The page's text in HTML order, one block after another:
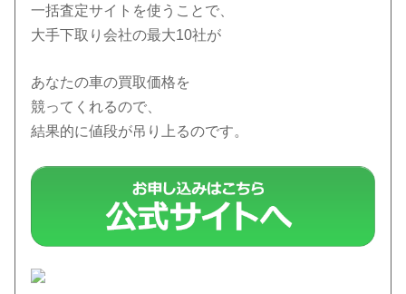
一括査定サイトを使うことで、
大手下取り会社の最大10社が
あなたの車の買取価格を
競ってくれるので、
結果的に値段が吊り上るのです。